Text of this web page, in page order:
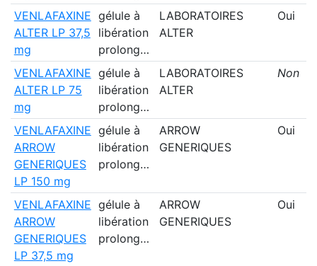
VENLAFAXINE
ALTER LP 37,5
mg
gélule à
libération
prolong…
LABORATOIRES
ALTER
Oui
VENLAFAXINE
ALTER LP 75
mg
gélule à
libération
prolong…
LABORATOIRES
ALTER
Non
VENLAFAXINE
ARROW
GENERIQUES
LP 150 mg
gélule à
libération
prolong…
ARROW
GENERIQUES
Oui
VENLAFAXINE
ARROW
GENERIQUES
LP 37,5 mg
gélule à
libération
prolong…
ARROW
GENERIQUES
Oui